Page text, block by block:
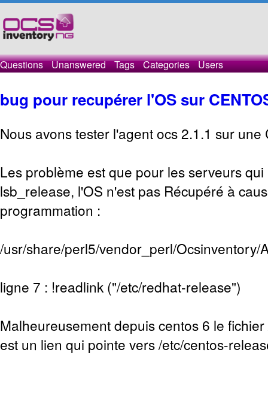
Questions Unanswered Tags Categories Users
bug pour recupérer l'OS sur
Nous avons tester l'agent ocs 2.1.1 sur une
Les problème est que pour les serveurs
lsb_release, l'OS n'est pas Récupéré à
programmation :
/usr/share/perl5/vendor_perl/
ligne 7 : !readlink ("/etc/redhat-release")
Malheureusement depuis centos 6 le
est un lien qui pointe vers /etc/centos-